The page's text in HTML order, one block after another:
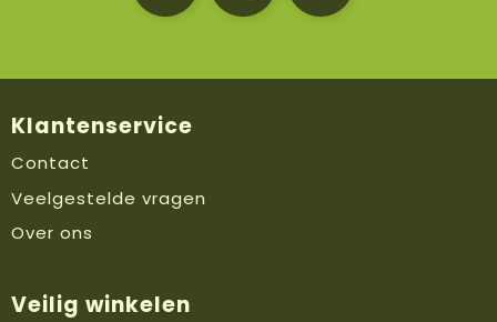
Klantenservice
Contact
Veelgestelde vragen
Over ons
Veilig winkelen